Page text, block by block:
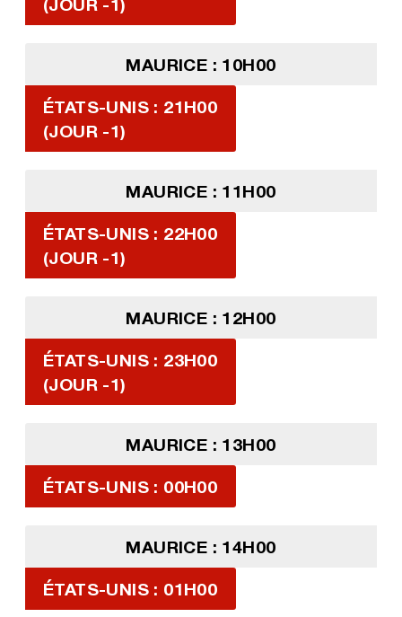
(JOUR -1)
MAURICE : 10H00
ÉTATS-UNIS : 21H00
(JOUR -1)
MAURICE : 11H00
ÉTATS-UNIS : 22H00
(JOUR -1)
MAURICE : 12H00
ÉTATS-UNIS : 23H00
(JOUR -1)
MAURICE : 13H00
ÉTATS-UNIS : 00H00
MAURICE : 14H00
ÉTATS-UNIS : 01H00